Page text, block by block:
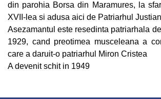
din parohia Borsa din Maramures, la
XVII-lea si adusa aici de Patriarhul
Asezamantul este resedinta patriarhala
1929, cand preotimea musceleana a
care a daruit-o patriarhul Miron Cristea
A devenit schit in 1949